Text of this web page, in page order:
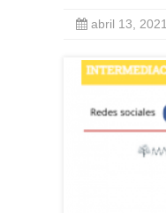
abril 13, 2021